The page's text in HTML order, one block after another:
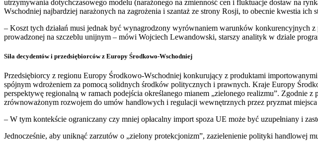
utrzymywania dotychczasowego modelu (narażonego na zmienność cen i fluktuacje dostaw na
Wschodniej najbardziej narażonych na zagrożenia i szantaż ze strony Rosji, to obecnie kwestia ich
– Koszt tych działań musi jednak być wynagrodzony wyrównaniem warunków konkurencyjnych
prowadzonej na szczeblu unijnym – mówi Wojciech Lewandowski, starszy analityk w dziale
Siła decydentów i przedsiębiorców z Europy Środkowo-Wschodniej
Przedsiębiorcy z regionu Europy Środkowo-Wschodniej konkurujący z produktami
spójnym wdrożeniem za pomocą solidnych środków politycznych i prawnych. Kraje Europy
perspektywę regionalną w ramach podejścia określanego mianem „zielonego realizmu”. Zgodnie
zrównoważonym rozwojem do umów handlowych i regulacji wewnętrznych przez pryzmat
– W tym kontekście ograniczany czy mniej opłacalny import spoza UE może być uzupełniany i
Jednocześnie, aby uniknąć zarzutów o „zielony protekcjonizm”, zazielenienie polityki handlowej